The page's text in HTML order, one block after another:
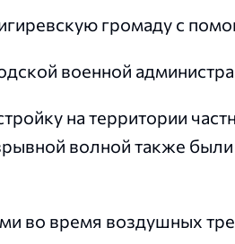
громаду с
военной
на территории
волной также
во время воздушных